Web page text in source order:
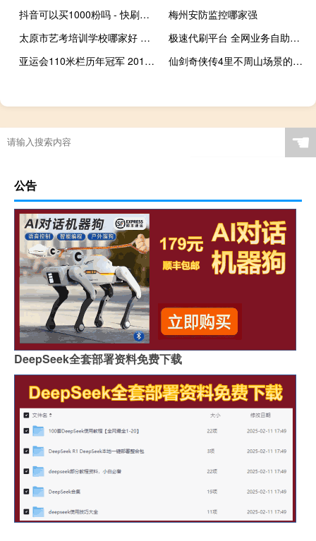
抖音可以买1000粉吗 - 快刷网免费的 ks业务专区
梅州安防监控哪家强
太原市艺考培训学校哪家好 艺考培训学校哪个好
极速代刷平台 全网业务自助下单商城
亚运会110米栏历年冠军 2010亚运会金牌榜排名
仙剑奇侠传4里不周山场景的背景音乐是什么 仙剑奇侠传背景音乐
☚
公告
DeepSeek全套部署资料免费下载